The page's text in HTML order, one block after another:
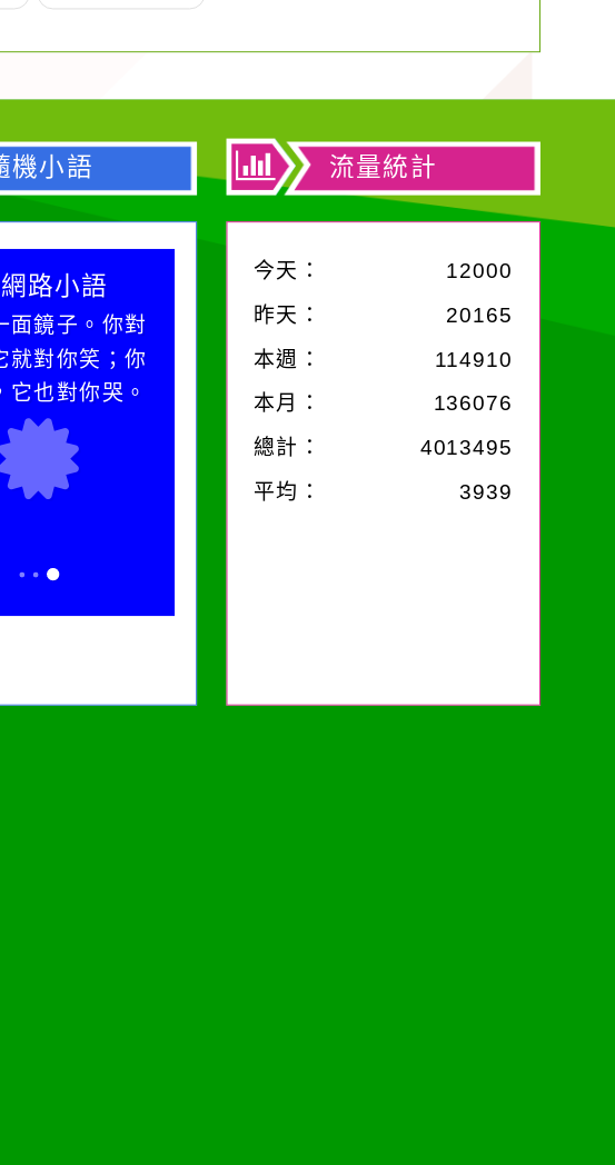
機小語
路小語
面鏡子。你對
就對你笑；你
它也對你哭。
流量統計
今天： 12000
昨天： 20165
本週：
114910
本月：
136076
總計：
4013495
平均：
3939